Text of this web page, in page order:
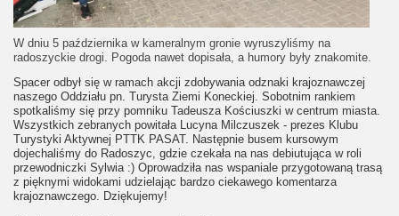
W dniu 5 października w kameralnym gronie wyruszyliśmy na
radoszyckie drogi. Pogoda nawet dopisała, a humory były znakomite.
Spacer odbył się w ramach akcji zdobywania odznaki krajoznawczej
naszego Oddziału pn. Turysta Ziemi Koneckiej. Sobotnim rankiem
spotkaliśmy się przy pomniku Tadeusza Kościuszki w centrum miasta.
Wszystkich zebranych powitała Lucyna Milczuszek - prezes Klubu
Turystyki Aktywnej PTTK PASAT. Następnie busem kursowym
dojechaliśmy do Radoszyc, gdzie czekała na nas debiutująca w roli
przewodniczki Sylwia :) Oprowadziła nas wspaniale przygotowaną trasą
z pięknymi widokami udzielając bardzo ciekawego komentarza
krajoznawczego. Dziękujemy!